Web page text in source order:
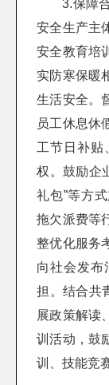
3.保障
安全生产主
安全教育培
实防寒保暖
生活安全。
员工休息休
工节日补贴
权。鼓励企
礼包”等方
拖欠派费等
整优化服务
向社会发布
担。结合共
展政策解读
训活动，鼓
训、技能竞